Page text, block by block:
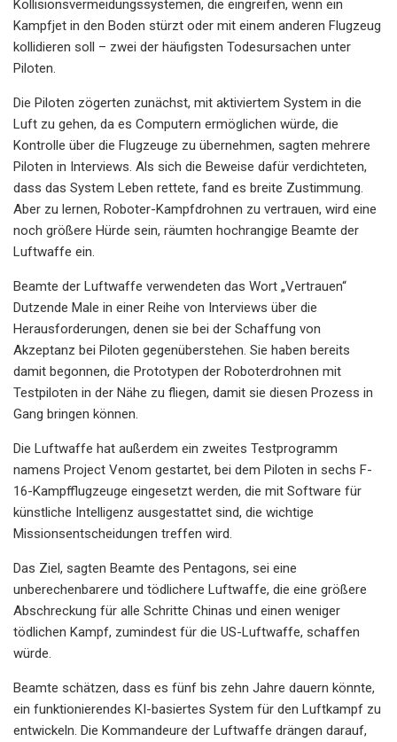
Kollisionsvermeidungssystemen, die eingreifen, wenn ein
Kampfjet in den Boden stürzt oder mit einem anderen Flugzeug
kollidieren soll – zwei der häufigsten Todesursachen unter
Piloten.
Die Piloten zögerten zunächst, mit aktiviertem System in die
Luft zu gehen, da es Computern ermöglichen würde, die
Kontrolle über die Flugzeuge zu übernehmen, sagten mehrere
Piloten in Interviews. Als sich die Beweise dafür verdichteten,
dass das System Leben rettete, fand es breite Zustimmung.
Aber zu lernen, Roboter-Kampfdrohnen zu vertrauen, wird eine
noch größere Hürde sein, räumten hochrangige Beamte der
Luftwaffe ein.
Beamte der Luftwaffe verwendeten das Wort „Vertrauen“
Dutzende Male in einer Reihe von Interviews über die
Herausforderungen, denen sie bei der Schaffung von
Akzeptanz bei Piloten gegenüberstehen. Sie haben bereits
damit begonnen, die Prototypen der Roboterdrohnen mit
Testpiloten in der Nähe zu fliegen, damit sie diesen Prozess in
Gang bringen können.
Die Luftwaffe hat außerdem ein zweites Testprogramm
namens Project Venom gestartet, bei dem Piloten in sechs F-
16-Kampfflugzeuge eingesetzt werden, die mit Software für
künstliche Intelligenz ausgestattet sind, die wichtige
Missionsentscheidungen treffen wird.
Das Ziel, sagten Beamte des Pentagons, sei eine
unberechenbarere und tödlichere Luftwaffe, die eine größere
Abschreckung für alle Schritte Chinas und einen weniger
tödlichen Kampf, zumindest für die US-Luftwaffe, schaffen
würde.
Beamte schätzen, dass es fünf bis zehn Jahre dauern könnte,
ein funktionierendes KI-basiertes System für den Luftkampf zu
entwickeln. Die Kommandeure der Luftwaffe drängen darauf,